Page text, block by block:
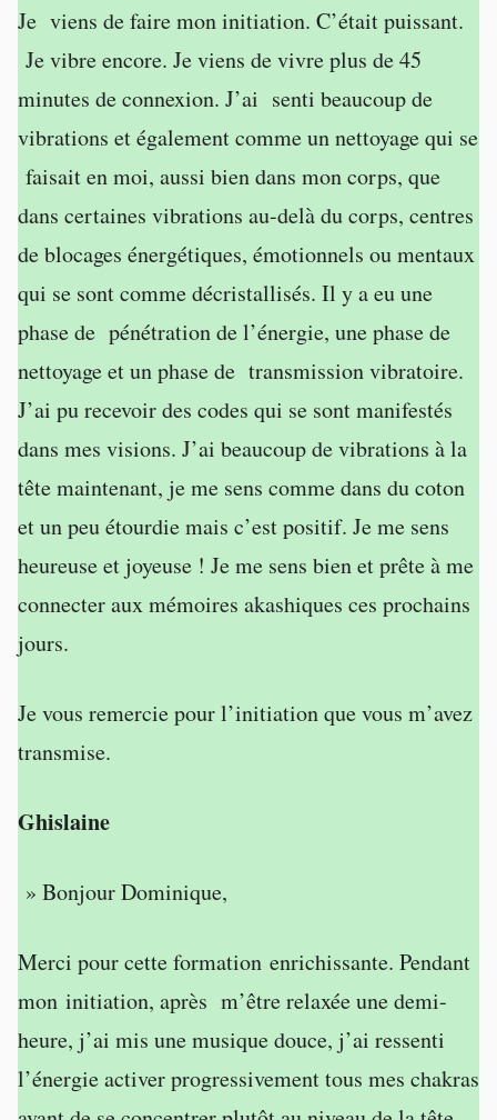
Je viens de faire mon initiation. C’était puissant.
Je vibre encore. Je viens de vivre plus de 45
minutes de connexion. J’ai senti beaucoup de
vibrations et également comme un nettoyage qui se
faisait en moi, aussi bien dans mon corps, que
dans certaines vibrations au-delà du corps, centres
de blocages énergétiques, émotionnels ou mentaux
qui se sont comme décristallisés. Il y a eu une
phase de pénétration de l’énergie, une phase de
nettoyage et un phase de transmission vibratoire.
J’ai pu recevoir des codes qui se sont manifestés
dans mes visions. J’ai beaucoup de vibrations à la
tête maintenant, je me sens comme dans du coton
et un peu étourdie mais c’est positif. Je me sens
heureuse et joyeuse ! Je me sens bien et prête à me
connecter aux mémoires akashiques ces prochains
jours.
Je vous remercie pour l’initiation que vous m’avez
transmise.
Ghislaine
» Bonjour Dominique,
Merci pour cette formation enrichissante. Pendant
mon initiation, après m’être relaxée une demi-
heure, j’ai mis une musique douce, j’ai ressenti
l’énergie activer progressivement tous mes chakras